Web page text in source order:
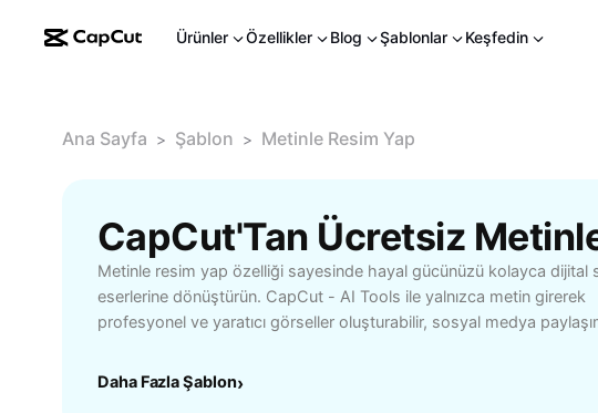
Ürünler Özellikler Blog Şablonlar Keşfedin
Ana Sayfa > Şablon > Metinle Resim Yap
CapCut'Tan Ücretsiz
Metinle resim yap özelliği sayesinde hayal gücünüzü kolayca dijital
eserlerine dönüştürün. CapCut - AI Tools ile yalnızca metin girerek
profesyonel ve yaratıcı görseller oluşturabilir, sosyal medya
sayesinde hızlı ve doğru sonuçlar alırken, zamandan tasarruf edin ve
deneyiminiz olmasa bile etkileyici resimler yaratın. Grafik
Daha Fazla Şablon›